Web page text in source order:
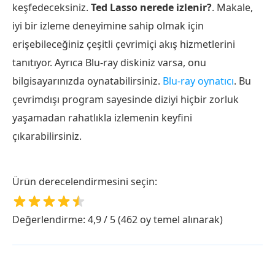
keşfedeceksiniz. Ted Lasso nerede izlenir?. Makale,
iyi bir izleme deneyimine sahip olmak için
erişebileceğiniz çeşitli çevrimiçi akış hizmetlerini
tanıtıyor. Ayrıca Blu-ray diskiniz varsa, onu
bilgisayarınızda oynatabilirsiniz. Blu-ray oynatıcı. Bu
çevrimdışı program sayesinde diziyi hiçbir zorluk
yaşamadan rahatlıkla izlemenin keyfini
çıkarabilirsiniz.
Ürün derecelendirmesini seçin:
Değerlendirme: 4,9 / 5 (462 oy temel alınarak)